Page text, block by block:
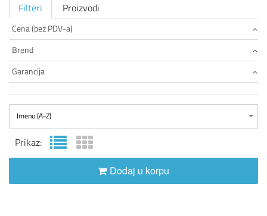
Filteri Proizvodi
Cena (bez PDV-a)
Brend
Garancija
Imenu (A-Z)
Prikaz:
Dodaj u korpu